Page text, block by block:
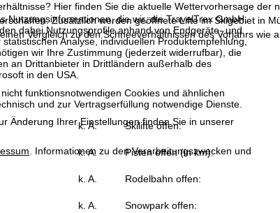
Nutzungsinformationen, die wir, die TravelTrex GmbH,
dabei Nutzungsprofile anhand von Endgeräte- und
Analyse, individuellen Produktempfehlung,
wir Ihre Zustimmung (jederzeit widerrufbar), die
an Drittanbieter in Drittländern außerhalb des
in den USA.
funktionsnotwendigen Cookies und ähnlichen
und zur Vertragserfüllung notwendige Dienste.
Änderung Ihrer Einstellungen finden Sie in unserer
. Informationen zu den Verarbeitungszwecken und
Hier finden Sie die aktuelle Wettervorhersage der
Zusätzlich werden geöffnete Lifte im Skigebiet in
Vergleich zu den Schneeverhältnissen des Vorjahrs wie
k. A. Skilifte offen:
k. A. Pisten offen (in km):
k. A. Rodelbahn offen:
k. A. Snowpark offen: